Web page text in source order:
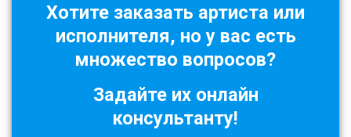
Хотите заказать артиста или
исполнителя, но у вас есть
множество вопросов?
Задайте их онлайн
консультанту!